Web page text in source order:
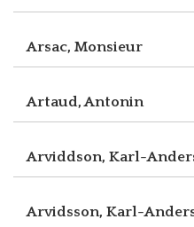
Arsac, Monsieur
Artaud, Antonin
Arviddson, Karl-
Arvidsson, Karl-